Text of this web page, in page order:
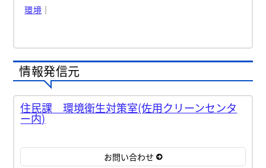
環境｜
情報発信元
住民課 環境衛生対策室(佐用クリーンセンタ
ー内)
お問い合わせ